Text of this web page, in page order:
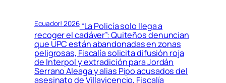
Ecuador! 2026“La Policía solo llega a
recoger el cadáver”: Quiteños denuncian
que UPC están abandonadas en zonas
peligrosas, Fiscalía solicita difusión roja
de Interpol y extradición para Jordán
Serrano Aleaga y alias Pipo acusados del
asesinato de Villavicencio, Fiscalía